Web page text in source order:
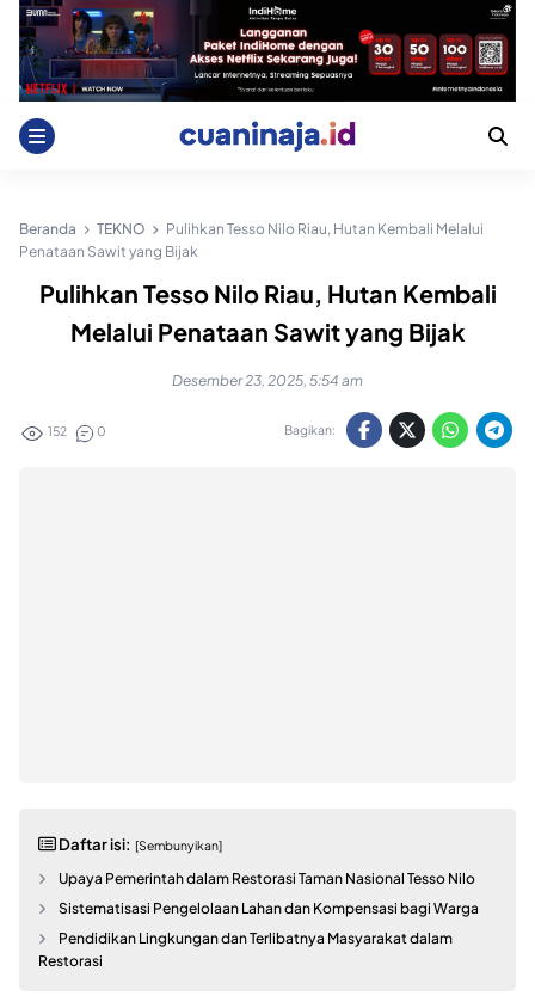
Skip
content
Beranda TEKNO
Pulihkan Tesso Nilo Riau, Hutan Kembali Melalui
Penataan Sawit yang Bijak
Pulihkan Tesso Nilo Riau, Hutan Kembali
Melalui Penataan Sawit yang Bijak
Desember 23, 2025, 5:54 am
152 0 Bagikan:
Daftar isi: [Sembunyikan]
Upaya Pemerintah dalam Restorasi Taman Nasional Tesso Nilo
Sistematisasi Pengelolaan Lahan dan Kompensasi bagi Warga
Pendidikan Lingkungan dan Terlibatnya Masyarakat dalam
Restorasi